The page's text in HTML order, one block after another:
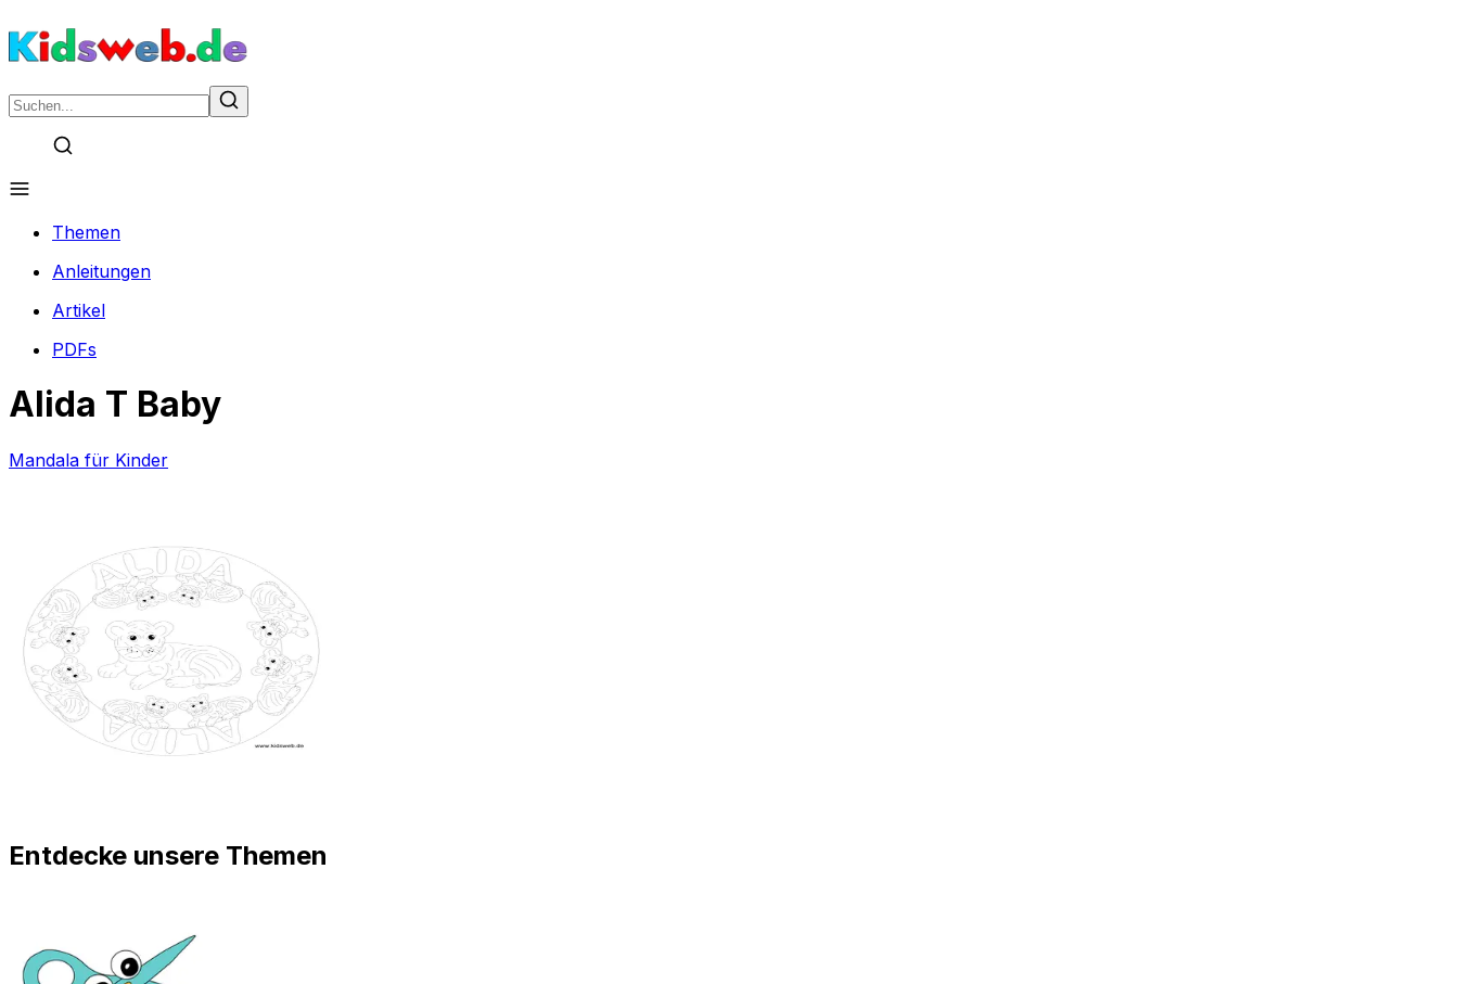
Themen
Anleitungen
Artikel
PDFs
Alida T Baby
Mandala für Kinder
Entdecke unsere Themen